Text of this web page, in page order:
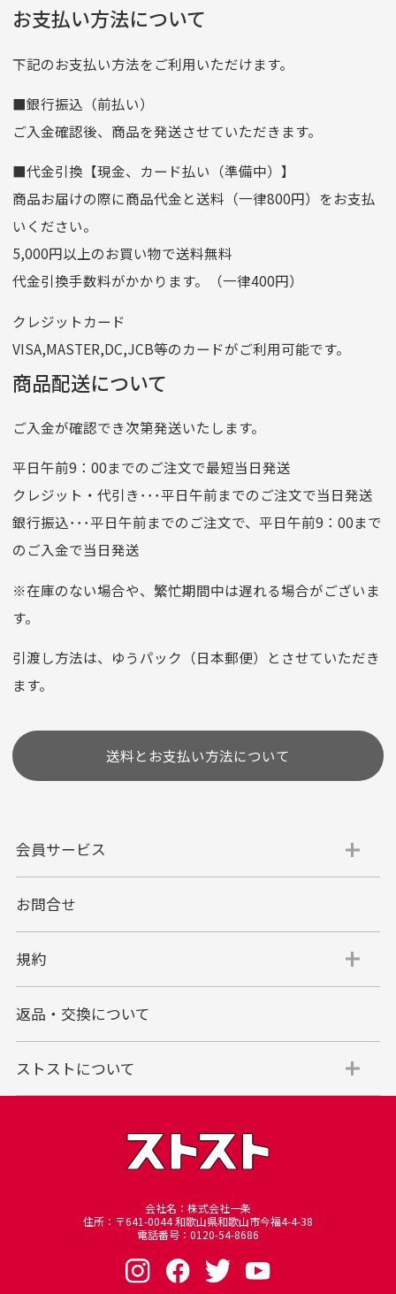
[…]
りますのでご了承くださいませ。
支店名
和歌山支店
口座種別
普通
口座番号
0255557
口座名義
株式会社一条
ゆうちょ銀行
ゆうちょ間
記号
14710
他銀行から
店名
四七八（読みヨンナナハチ）
店番
478
預金種目
普通預金
口座番号
0776226
口座名義
株式会社一条
クレジットカード
選びいただけない場合がございます。
代金引換
代引手数料一律400円
す。
代金引換でのお支払い方法は現金のみとなりま
す。
商品代金＋送料(全国一律800円)＋代引手数料(一
律400円)＝合計金額
までとさせていただきます。
30万円を超える場合は銀行振り込みをご利用されるようお願
※商品発送後一定期間が過ぎてもお受け取り頂けない場合、
当店に返却されますのでご注意下さいませ、再発送の場合は
別途手数料を頂戴いたします。
その際の手数料は銀行振込となり、7日以内にお振込頂けな
い場合はキャンセルとさせて頂きますのでご了承下さいま
お支払い方法について
下記のお支払い方法をご利用いただけます。
■銀行振込（前払い）
ご入金確認後、商品を発送させていただきます。
■代金引換【現金、カード払い（準備中）】
商品お届けの際に商品代金と送料（一律800円）をお支払
いください。
5,000円以上のお買い物で送料無料
代金引換手数料がかかります。（一律400円）
クレジットカード
VISA,MASTER,DC,JCB等のカードがご利用可能です。
商品配送について
ご入金が確認でき次第発送いたします。
平日午前9：00までのご注文で最短当日発送
クレジット・代引き･･･平日午前までのご注文で当日発送
銀行振込･･･平日午前までのご注文で、平日午前9：00まで
のご入金で当日発送
※在庫のない場合や、繁忙期間中は遅れる場合がございま
す。
引渡し方法は、ゆうパック（日本郵便）とさせていただき
ます。
送料とお支払い方法について
会員サービス
お問合せ
規約
返品・交換について
ストストについて
会社名：株式会社一条
住所：〒641-0044 和歌山県和歌山市今福4-4-38
電話番号：0120-54-8686